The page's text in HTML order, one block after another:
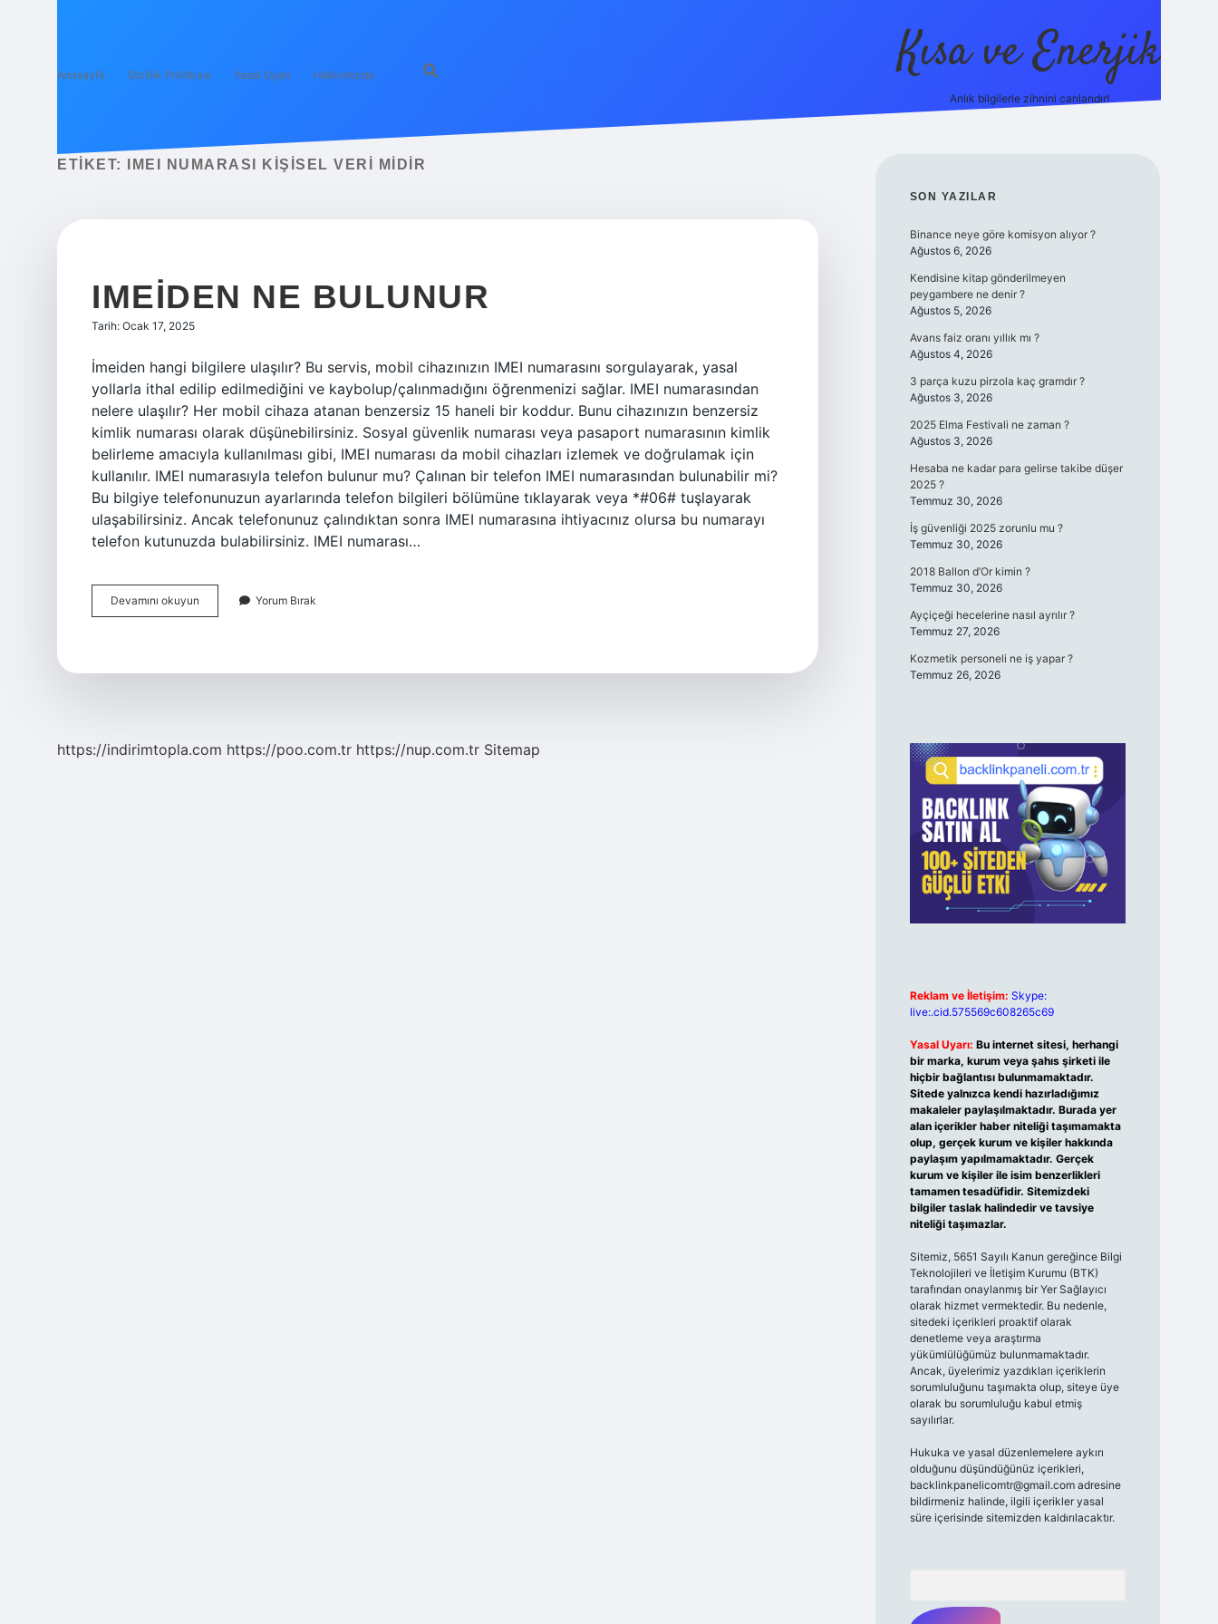
Anasayfa Gizlilik Politikası Yasal Uyarı Hakkımızda Kısa ve Enerjik
Anlık bilgilerle zihnini canlandır!
ETIKET: IMEI NUMARASI KIŞISEL VERI MIDIR
IMEIDEN NE BULUNUR
Tarih: Ocak 17, 2025
İmeiden hangi bilgilere ulaşılır? Bu servis, mobil cihazınızın IMEI numarasını sorgulayarak, yasal
yollarla ithal edilip edilmediğini ve kaybolup/çalınmadığını öğrenmenizi sağlar. IMEI numarasından
nelere ulaşılır? Her mobil cihaza atanan benzersiz 15 haneli bir koddur. Bunu cihazınızın benzersiz
kimlik numarası olarak düşünebilirsiniz. Sosyal güvenlik numarası veya pasaport numarasının kimlik
belirleme amacıyla kullanılması gibi, IMEI numarası da mobil cihazları izlemek ve doğrulamak için
kullanılır. IMEI numarasıyla telefon bulunur mu? Çalınan bir telefon IMEI numarasından bulunabilir mi?
Bu bilgiye telefonunuzun ayarlarında telefon bilgileri bölümüne tıklayarak veya *#06# tuşlayarak
ulaşabilirsiniz. Ancak telefonunuz çalındıktan sonra IMEI numarasına ihtiyacınız olursa bu numarayı
telefon kutunuzda bulabilirsiniz. IMEI numarası…
Devamını okuyun
Ne
Yorum Bırak
https://indirimtopla.com https://poo.com.tr https://nup.com.tr Sitemap
SIDEBAR
SON YAZILAR
Binance neye göre komisyon alıyor ?
Ağustos 6, 2026
Kendisine kitap gönderilmeyen
peygambere ne denir ?
Ağustos 5, 2026
Avans faiz oranı yıllık mı ?
Ağustos 4, 2026
3 parça kuzu pirzola kaç gramdır ?
Ağustos 3, 2026
2025 Elma Festivali ne zaman ?
Ağustos 3, 2026
Hesaba ne kadar para gelirse takibe düşer
2025 ?
Temmuz 30, 2026
İş güvenliği 2025 zorunlu mu ?
Temmuz 30, 2026
2018 Ballon d’Or kimin ?
Temmuz 30, 2026
Ayçiçeği hecelerine nasıl ayrılır ?
Temmuz 27, 2026
Kozmetik personeli ne iş yapar ?
Temmuz 26, 2026
Reklam ve İletişim: Skype:
live:.cid.575569c608265c69
Yasal Uyarı: Bu internet sitesi, herhangi
bir marka, kurum veya şahıs şirketi ile
hiçbir bağlantısı bulunmamaktadır.
Sitede yalnızca kendi hazırladığımız
makaleler paylaşılmaktadır. Burada yer
alan içerikler haber niteliği taşımamakta
olup, gerçek kurum ve kişiler hakkında
paylaşım yapılmamaktadır. Gerçek
kurum ve kişiler ile isim benzerlikleri
tamamen tesadüfidir. Sitemizdeki
bilgiler taslak halindedir ve tavsiye
niteliği taşımazlar.
Sitemiz, 5651 Sayılı Kanun gereğince Bilgi
Teknolojileri ve İletişim Kurumu (BTK)
tarafından onaylanmış bir Yer Sağlayıcı
olarak hizmet vermektedir. Bu nedenle,
sitedeki içerikleri proaktif olarak
denetleme veya araştırma
yükümlülüğümüz bulunmamaktadır.
Ancak, üyelerimiz yazdıkları içeriklerin
sorumluluğunu taşımakta olup, siteye üye
olarak bu sorumluluğu kabul etmiş
sayılırlar.
Hukuka ve yasal düzenlemelere aykırı
olduğunu düşündüğünüz içerikleri,
backlinkpanelicomtr@gmail.comadresine
bildirmeniz halinde, ilgili içerikler yasal
süre içerisinde sitemizden kaldırılacaktır.